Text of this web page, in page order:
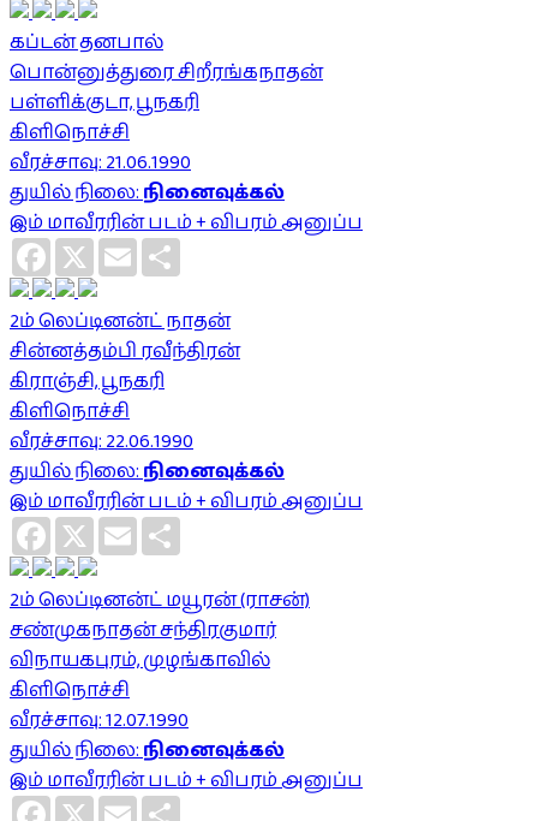
கப்டன் தனபால்
பொன்னுத்துரை சிறீரங்கநாதன்
பள்ளிக்குடா, பூநகரி
கிளிநொச்சி
வீரச்சாவு: 21.06.1990
துயில் நிலை:நினைவுக்கல்
இம் மாவீரரின் படம் + விபரம் அனுப்ப
Facebook
X Email
2ம் லெப்டினன்ட் நாதன்
சின்னத்தம்பி ரவீந்திரன்
கிராஞ்சி, பூநகரி
கிளிநொச்சி
வீரச்சாவு: 22.06.1990
துயில் நிலை:நினைவுக்கல்
இம் மாவீரரின் படம் + விபரம் அனுப்ப
Facebook
X Email
2ம் லெப்டினன்ட் மயூரன் (ராசன்)
சண்முகநாதன் சந்திரகுமார்
விநாயகபுரம், முழங்காவில்
கிளிநொச்சி
வீரச்சாவு: 12.07.1990
துயில் நிலை:நினைவுக்கல்
இம் மாவீரரின் படம் + விபரம் அனுப்ப
Facebook
X Email